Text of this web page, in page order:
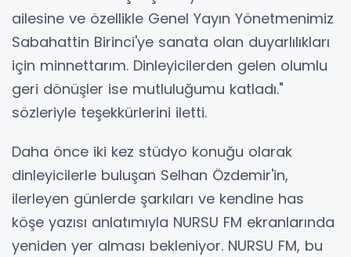
ailesine ve özellikle Genel Yayın Yönetmenimiz
Sabahattin Birinci'ye sanata olan duyarlılıkları
için minnettarım. Dinleyicilerden gelen olumlu
geri dönüşler ise mutluluğumu katladı."
sözleriyle teşekkürlerini iletti.
Daha önce iki kez stüdyo konuğu olarak
dinleyicilerle buluşan Selhan Özdemir'in,
ilerleyen günlerde şarkıları ve kendine has
köşe yazısı anlatımıyla NURSU FM ekranlarında
yeniden yer alması bekleniyor. NURSU FM, bu